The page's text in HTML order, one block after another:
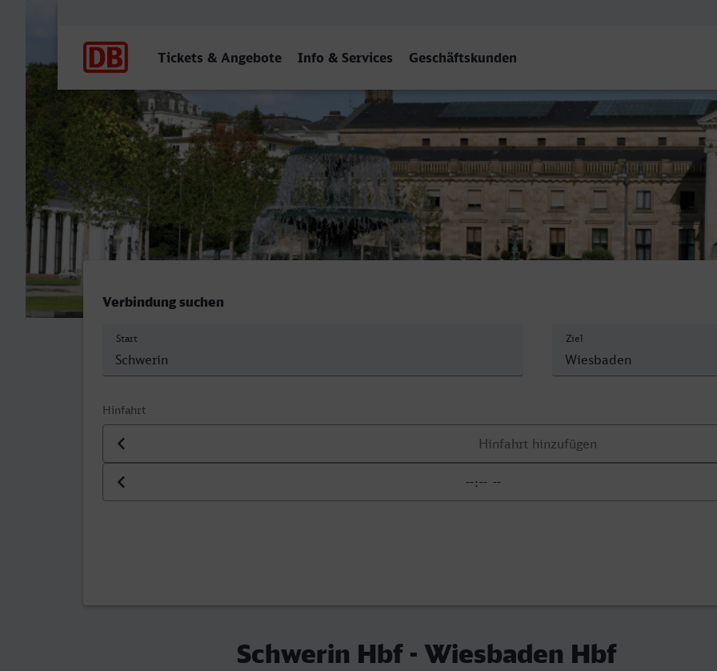
Tickets & Angebote Info & Services Geschäftskunden
Schwerin Hbf - Wiesbaden Hbf
Verbindung suchen
Start Ziel
Hinfahrt
Datum der Hinfahrt
Uhrzeit der Hinfahrt
Schwerin Hbf - Wiesbaden Hbf